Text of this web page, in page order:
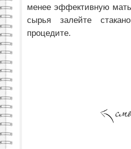
менее эффективную
сырья залейте
процедите.